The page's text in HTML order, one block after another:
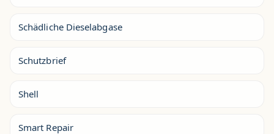
Schädliche Dieselabgase
Schutzbrief
Shell
Smart Repair